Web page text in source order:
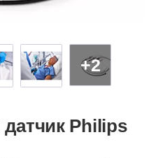
+2
датчик Philips